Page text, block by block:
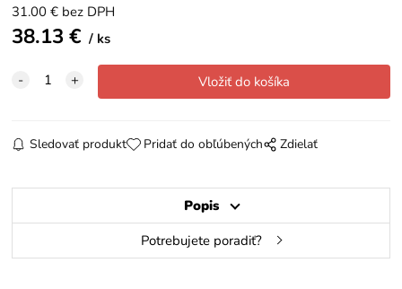
31.00 € bez DPH
38.13 € ks
Sledovať produkt Pridať do obľúbených Zdielať
Popis
Potrebujete poradiť?